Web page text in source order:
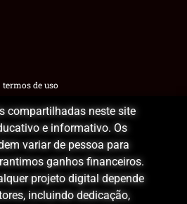
termos de uso
compartilhadas neste site
e informativo. Os
variar de pessoa para
ganhos financeiros.
projeto digital depende
incluindo dedicação,